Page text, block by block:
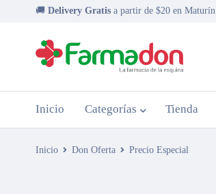
🚚 Delivery Gratis a partir de $20 en Maturín
Inicio Categorías Tienda
Inicio Don Oferta Precio Especial